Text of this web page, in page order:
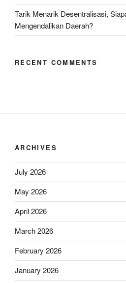
Tarik Menarik Desentralisasi,
Mengendalikan Daerah?
RECENT COMMENTS
ARCHIVES
July 2026
May 2026
April 2026
March 2026
February 2026
January 2026